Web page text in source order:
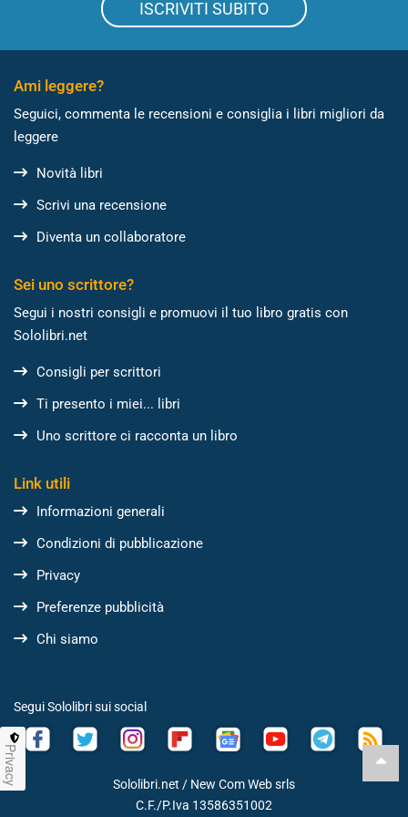
ISCRIVITI SUBITO
Ami leggere?
Seguici, commenta le recensioni e consiglia i libri migliori da
leggere
Novità libri
Scrivi una recensione
Diventa un collaboratore
Sei uno scrittore?
Segui i nostri consigli e promuovi il tuo libro gratis con
Sololibri.net
Consigli per scrittori
Ti presento i miei... libri
Uno scrittore ci racconta un libro
Link utili
Informazioni generali
Condizioni di pubblicazione
Privacy
Preferenze pubblicità
Chi siamo
Segui Sololibri sui social
Sololibri.net / New Com Web srls
C.F./P.Iva 13586351002
Privacy